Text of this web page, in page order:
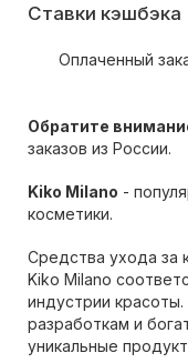
Ставки кэшбэка
Оплаченный
Обратите
заказов из России.
Kiko Milano -
косметики.
Средства ухода за
Kiko Milano
индустрии
разработкам и
уникальные